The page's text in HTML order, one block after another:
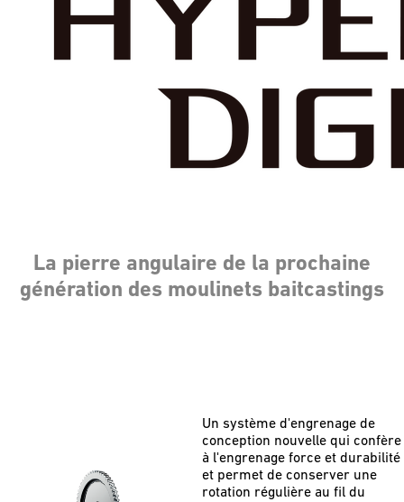
La pierre angulaire de la prochaine
génération des moulinets baitcastings
Un système d'engrenage de
conception nouvelle qui confère
à l'engrenage force et durabilité
et permet de conserver une
rotation régulière au fil du